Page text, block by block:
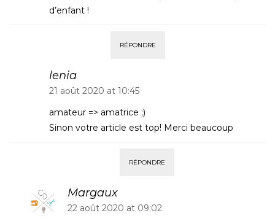
d’enfant !
RÉPONDRE
lenia
21 août 2020 at 10:45
amateur => amatrice ;)
Sinon votre article est top! Merci beaucoup
RÉPONDRE
Margaux
22 août 2020 at 09:02